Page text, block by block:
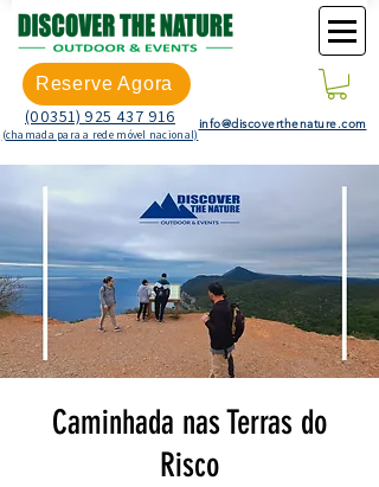
Reserve Agora
(00351) 925 437 916
(chamada para a rede móvel nacional)
info@discoverthenature.com
Caminhada nas Terras do
Risco